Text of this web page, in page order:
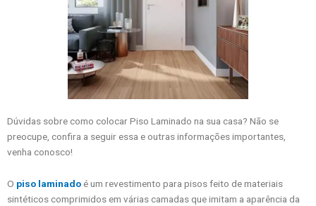
Dúvidas sobre como colocar Piso Laminado na sua casa? Não se
preocupe, confira a seguir essa e outras informações importantes,
venha conosco!
O piso laminadoé um revestimento para pisos feito de materiais
sintéticos comprimidos em várias camadas que imitam a aparência da